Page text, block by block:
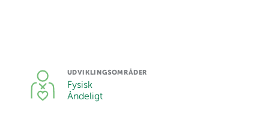
UDVIKLINGSOMRÅDER
Fysisk
Åndeligt